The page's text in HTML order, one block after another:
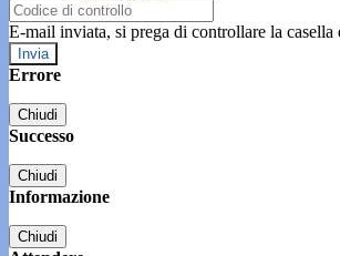
E-mail inviata, si prega di controllare la casella
Errore
Chiudi
Successo
Chiudi
Informazione
Chiudi